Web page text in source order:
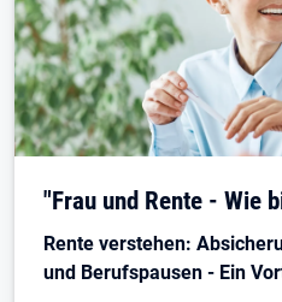
"Frau und Rente - Wie
Rente verstehen:
und Berufspausen - Ein